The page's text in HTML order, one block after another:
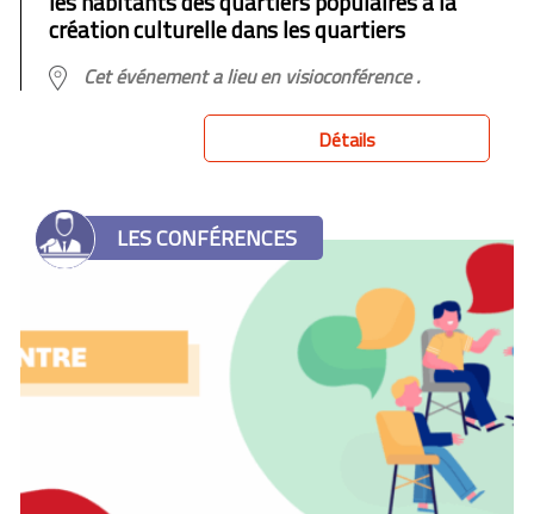
création culturelle dans les quartiers
Cet événement a lieu en visioconférence .
Détails
LES CONFÉRENCES